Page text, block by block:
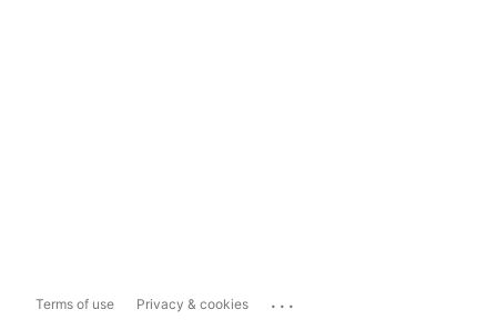
Terms of use Privacy & cookies ...